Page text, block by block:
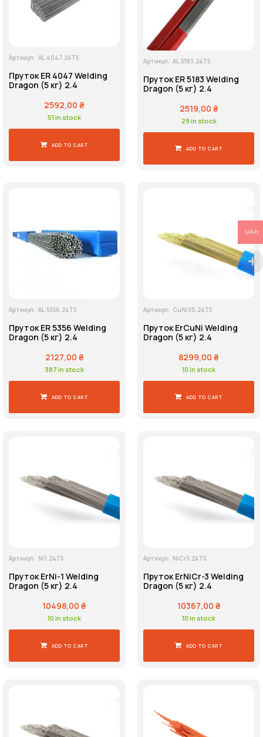
Артикул: AL.4047.24T5
Пруток ER 4047 Welding
Dragon (5 кг) 2.4
2592,00 ₴
51 in stock
ADD TO CART
Артикул: AL.5183.24T5
Пруток ER 5183 Welding
Dragon (5 кг) 2.4
2519,00 ₴
29 in stock
ADD TO CART
Артикул: AL.5356.24T5
Пруток ER 5356 Welding
Dragon (5 кг) 2.4
2127,00 ₴
387 in stock
ADD TO CART
Артикул: CuNi30.24T5
Пруток ErCuNi Welding
Dragon (5 кг) 2.4
8299,00 ₴
10 in stock
ADD TO CART
Артикул: Ni1.24T5
Пруток ErNi-1 Welding
Dragon (5 кг) 2.4
10498,00 ₴
10 in stock
ADD TO CART
Артикул: NiCr3.24T5
Пруток ErNiCr-3 Welding
Dragon (5 кг) 2.4
10367,00 ₴
10 in stock
ADD TO CART
UAH